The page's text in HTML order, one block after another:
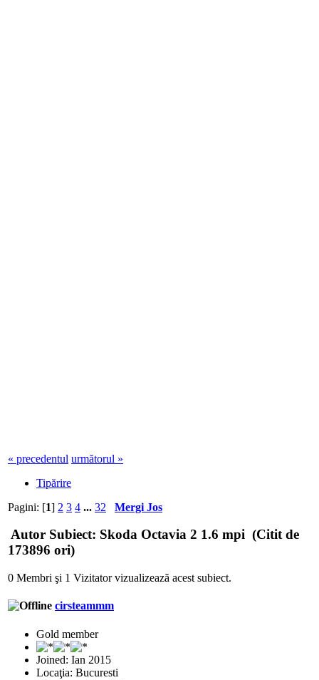
« precedentul următorul »
Tipărire
Pagini: [1] 2 3 4 ... 32 Mergi Jos
Autor Subiect: Skoda Octavia 2 1.6 mpi (Citit de
173896 ori)
0 Membri şi 1 Vizitator vizualizează acest subiect.
cirsteammm
Gold member
Joined: Ian 2015
Locaţia: Bucuresti